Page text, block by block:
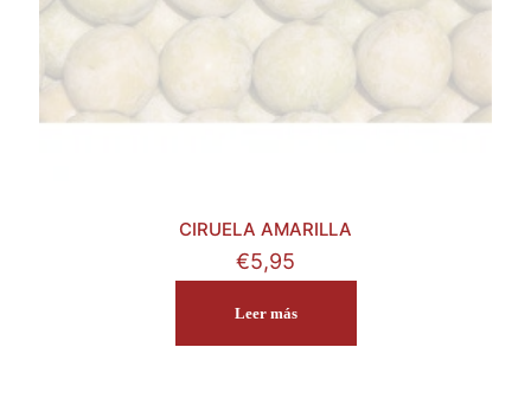
CIRUELA AMARILLA
€5,95
Leer más